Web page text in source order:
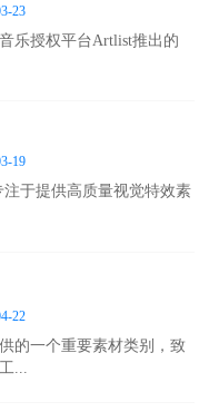
23
乐授权平台Artlist推出的
19
注于提供高质量视觉特效素
22
的一个重要素材类别，致
...